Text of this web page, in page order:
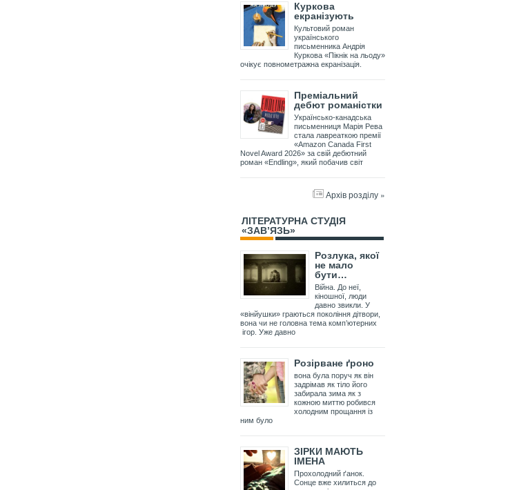
Куркова
екранізують
Культовий роман
українського
письменника Андрія
Куркова «Пікнік на льоду»
очікує повнометражна екранізація.
Преміальний
дебют романістки
Українсько-канадська
письменниця Марія Рева
стала лавреаткою премії
«Amazon Canada First
Novel Award 2026» за свій дебютний
роман «Endling», який побачив світ
Архів розділу »
ЛІТЕРАТУРНА СТУДІЯ
«ЗАВ’ЯЗЬ»
Розлука, якої
не мало
бути…
Війна. До неї,
кіношної, люди
давно звикли. У
«вінйушки» граються покоління дітвори,
вона чи не головна тема комп’ютерних
ігор. Уже давно
Розірване ґроно
вона була поруч як він
задрімав як тіло його
забирала зима як з
кожною миттю робився
холодним прощання із
ним було
ЗІРКИ МАЮТЬ
ІМЕНА
Прохолодний ґанок.
Сонце вже хилиться до